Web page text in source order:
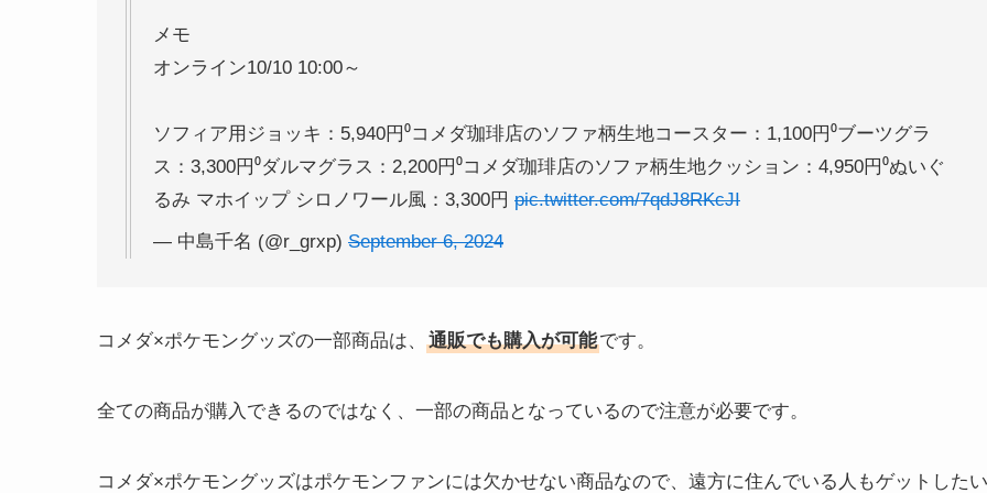
メモ
オンライン10/10 10:00～
ソフィア用ジョッキ：5,940円⁰コメダ珈琲店のソファ柄生地コースター：1,100円⁰ブーツグラ
ス：3,300円⁰ダルマグラス：2,200円⁰コメダ珈琲店のソファ柄生地クッション：4,950円⁰ぬいぐ
るみ マホイップ シロノワール風：3,300円 pic.twitter.com/7qdJ8RKcJI
— 中島千名 (@r_grxp) September 6, 2024
コメダ×ポケモングッズの一部商品は、 通販でも購入が可能です。
全ての商品が購入できるのではなく、一部の商品となっているので注意が必要です。
コメダ×ポケモングッズはポケモンファンには欠かせない商品なので、遠方に住んでいる人もゲットしたい